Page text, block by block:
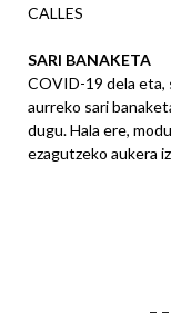
CALLES
SARI BANAKETA
COVID-19 dela eta,
aurreko sari
dugu. Hala ere,
ezagutzeko aukera